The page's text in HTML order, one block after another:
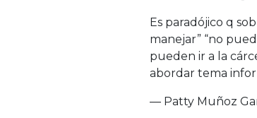
Es paradójico q
manejar” “no
pueden ir a la
abordar tema
— Patty Muñoz